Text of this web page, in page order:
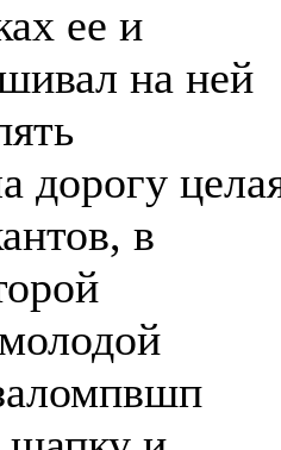
ее и
на ней
дорогу
в